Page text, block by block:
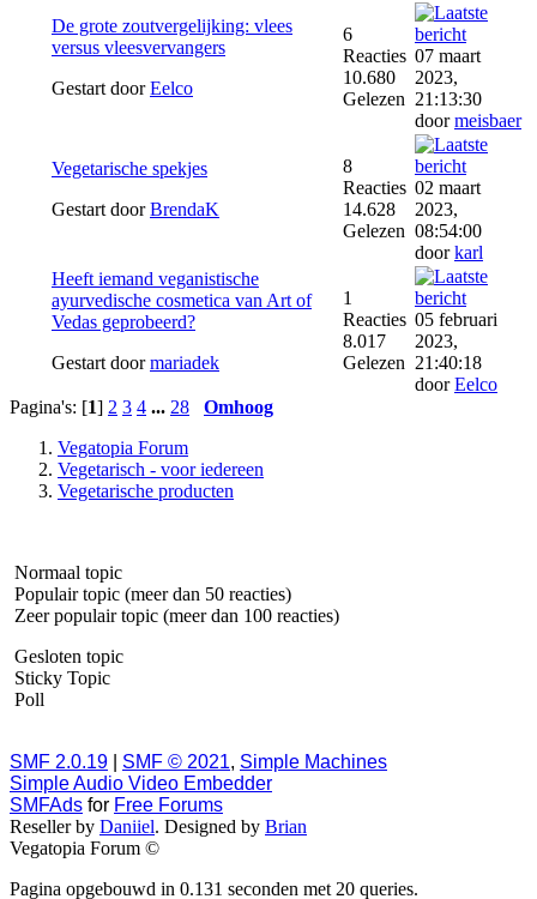
De grote zoutvergelijking: vlees
versus vleesvervangers
Gestart doorEelco
6
Reacties
10.680
Gelezen
07 maart
2023,
21:13:30
doormeisbaer
Vegetarische spekjes
Gestart doorBrendaK
8
Reacties
14.628
Gelezen
02 maart
2023,
08:54:00
doorkarl
Heeft iemand veganistische
ayurvedische cosmetica van Art of
Vedas geprobeerd?
Gestart doormariadek
1
Reacties
8.017
Gelezen
05 februari
2023,
21:40:18
doorEelco
Pagina's: [1] 2 3 4 ... 28
Omhoog
Vegatopia Forum
Vegetarisch - voor iedereen
Vegetarische producten
Normaal topic
Populair topic (meer dan 50 reacties)
Zeer populair topic (meer dan 100 reacties)
Gesloten topic
Sticky Topic
Poll
SMF 2.0.19 SMF © 2021, Simple Machines
Simple Audio Video Embedder
SMFAds for Free Forums
Reseller by Daniiel. Designed by Brian
Vegatopia Forum ©
Pagina opgebouwd in 0.131 seconden met 20 queries.